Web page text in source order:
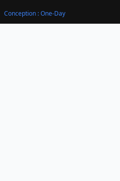
Conception : One-Day